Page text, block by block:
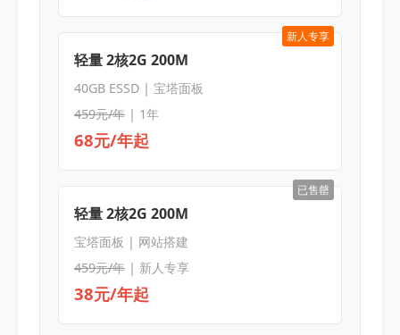
新人专享
轻量 2核2G 200M
40GB ESSD | 宝塔面板
459元/年| 1年
68元/年起
已售罄
轻量 2核2G 200M
宝塔面板 | 网站搭建
459元/年| 新人专享
38元/年起